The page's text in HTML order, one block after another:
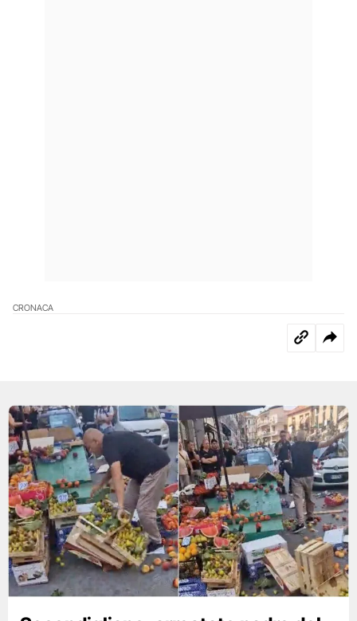
CRONACA